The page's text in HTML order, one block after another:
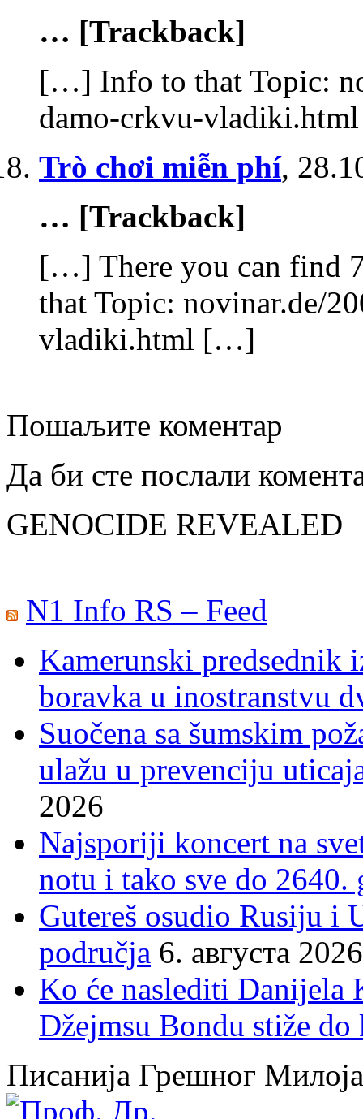
… [Trackback]
[…] Info to that Topic:
damo-crkvu-
Trò chơi miễn phí,
… [Trackback]
[…] There you can find
that Topic: novinar.de/
vladiki.html […]
Пошаљите коментар
Да би сте послали
GENOCIDE REVEALED
N1 Info RS – Feed
Kamerunski predsednik
boravka u inostranstvu
Suočena sa šumskim
ulažu u prevenciju
2026
Najsporiji koncert na
notu i tako sve do 2640.
Gutereš osudio Rusiju i
područja 6. августа 2026
Ko će naslediti Danijela
Džejmsu Bondu stiže do
Писанија Грешног Милоја